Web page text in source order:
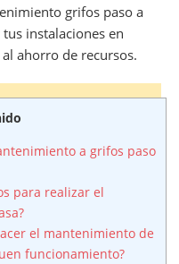
grifos paso a
instalaciones en
ahorro de recursos.
a grifos paso
para realizar el
el mantenimiento de
funcionamiento?